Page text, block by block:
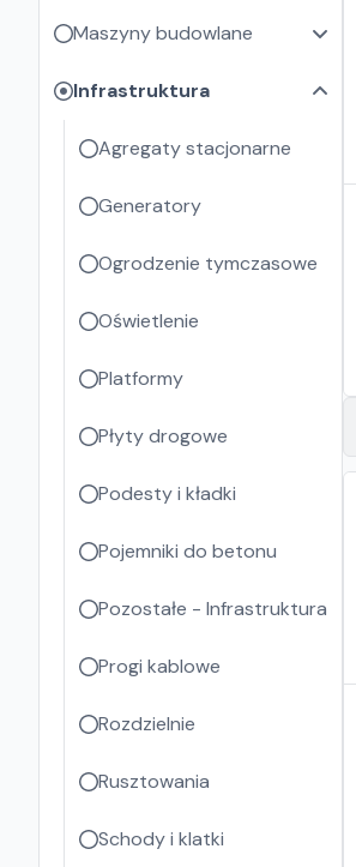
Maszyny budowlane
Infrastruktura
Agregaty stacjonarne
Generatory
Ogrodzenie tymczasowe
Oświetlenie
Platformy
Płyty drogowe
Podesty i kładki
Pojemniki do betonu
Pozostałe - Infrastruktura
Progi kablowe
Rozdzielnie
Rusztowania
Schody i klatki